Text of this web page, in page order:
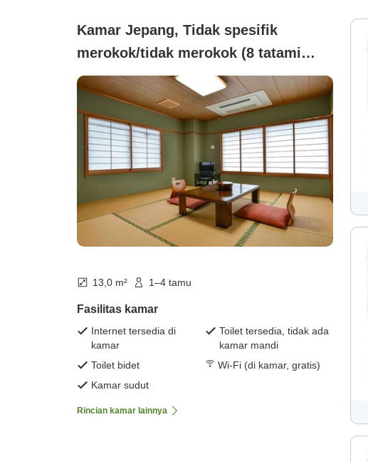
Kamar Jepang, Tidak spesifik
merokok/tidak merokok (8 tatami
dengan dapur kecil (dilengkapi
toilet))
13,0 m² 1–4 tamu
Fasilitas kamar
Internet tersedia di
kamar
Toilet tersedia, tidak ada
kamar mandi
Toilet bidet
Wi-Fi (di kamar, gratis)
Kamar sudut
Rincian kamar lainnya